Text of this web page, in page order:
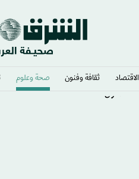
الاقتصاد ثقافة وفنون صحة وعلوم